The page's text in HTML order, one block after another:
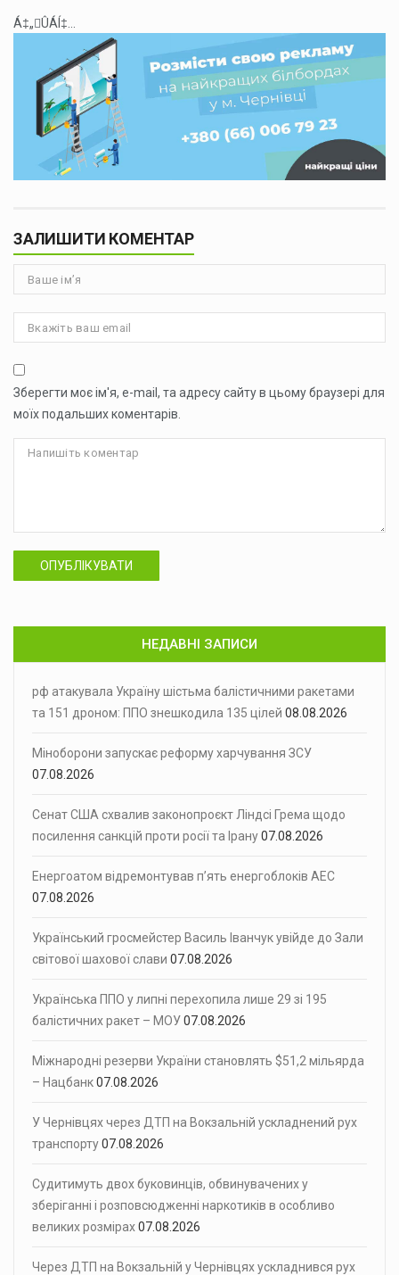
Á‡„ÛÁÍ‡...
ЗАЛИШИТИ КОМЕНТАР
Зберегти моє ім'я, e-mail, та адресу сайту в цьому браузері для
моїх подальших коментарів.
ОПУБЛІКУВАТИ
НЕДАВНІ ЗАПИСИ
рф атакувала Україну шістьма балістичними ракетами
та 151 дроном: ППО знешкодила 135 цілей 08.08.2026
Міноборони запускає реформу харчування ЗСУ
07.08.2026
Сенат США схвалив законопроєкт Ліндсі Грема щодо
посилення санкцій проти росії та Ірану07.08.2026
Енергоатом відремонтував п’ять енергоблоків АЕС
07.08.2026
Український гросмейстер Василь Іванчук увійде до Зали
світової шахової слави 07.08.2026
Українська ППО у липні перехопила лише 29 зі 195
балістичних ракет – МОУ07.08.2026
Міжнародні резерви України становлять $51,2 мільярда
– Нацбанк07.08.2026
У Чернівцях через ДТП на Вокзальній ускладнений рух
транспорту07.08.2026
Судитимуть двох буковинців, обвинувачених у
зберіганні і розповсюдженні наркотиків в особливо
великих розмірах07.08.2026
Через ДТП на Вокзальній у Чернівцях ускладнився рух